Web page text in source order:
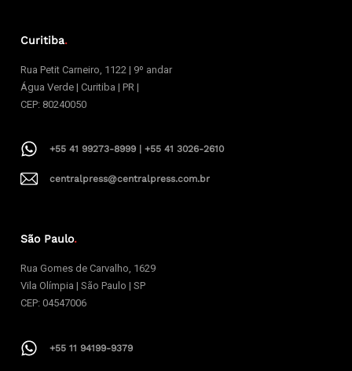
Curitiba.
Rua Petit Carneiro, 1122 | 9º andar
Água Verde | Curitiba | PR |
CEP: 80240050
+55 41 99273-8999 | +55 41 3026-2610
centralpress@centralpress.com.br
São Paulo.
Rua Gomes de Carvalho, 1629
Vila Olímpia | São Paulo | SP
CEP: 04547006
+55 11 94199-9379